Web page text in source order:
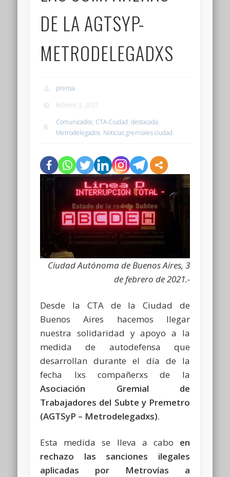
DE LA AGTSYP-
METRODELEGADXS
prensa
febrero 3, 2021
Comunicados, CTA Ciudad,destacada,
Metrodelegados, Noticias gremiales ciudad
Ciudad Autónoma de Buenos Aires, 3
de febrero de 2021.-
Desde la CTA de la Ciudad de
Buenos Aires hacemos llegar
nuestra solidaridad y apoyo a la
medida de autodefensa que
desarrollan durante el día de la
fecha lxs compañerxs de la
Asociación Gremial de
Trabajadores del Subte y Premetro
(AGTSyP – Metrodelegadxs).
Esta medida se lleva a cabo en
rechazo las sanciones ilegales
aplicadas por Metrovías a